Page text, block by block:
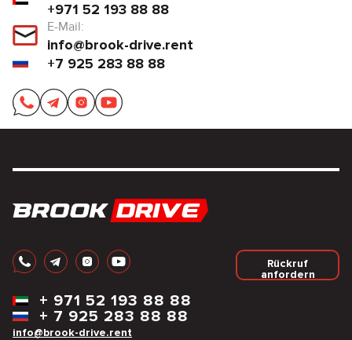
+971 52 193 88 88
E-Mail:
info@brook-drive.rent
+7 925 283 88 88
Rückruf
anfordern
info@brook-drive.rent
+ 7 925 283 88 88
+ 971 52 193 88 88